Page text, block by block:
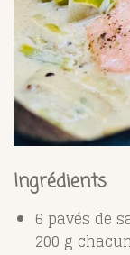
Ingrédients
6 pavés de
200 g